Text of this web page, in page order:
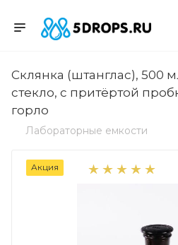
Склянка (штанглас), 500
стекло, с притёртой
горло
Лабораторные емкости
Акция